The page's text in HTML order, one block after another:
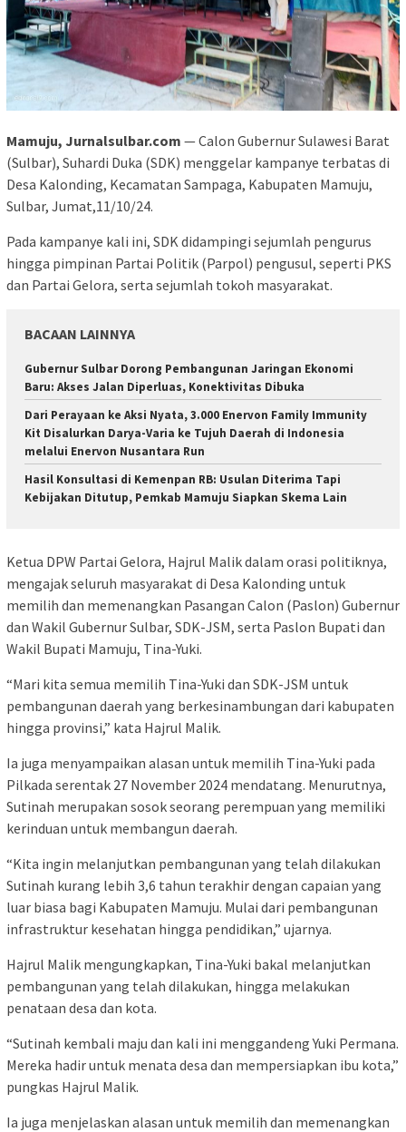
Mamuju, Jurnalsulbar.com — Calon Gubernur Sulawesi Barat
(Sulbar), Suhardi Duka (SDK) menggelar kampanye terbatas di
Desa Kalonding, Kecamatan Sampaga, Kabupaten Mamuju,
Sulbar, Jumat,11/10/24.
Pada kampanye kali ini, SDK didampingi sejumlah pengurus
hingga pimpinan Partai Politik (Parpol) pengusul, seperti PKS
dan Partai Gelora, serta sejumlah tokoh masyarakat.
BACAAN LAINNYA
Gubernur Sulbar Dorong Pembangunan Jaringan Ekonomi
Baru: Akses Jalan Diperluas, Konektivitas Dibuka
Dari Perayaan ke Aksi Nyata, 3.000 Enervon Family Immunity
Kit Disalurkan Darya-Varia ke Tujuh Daerah di Indonesia
melalui Enervon Nusantara Run
Hasil Konsultasi di Kemenpan RB: Usulan Diterima Tapi
Kebijakan Ditutup, Pemkab Mamuju Siapkan Skema Lain
Ketua DPW Partai Gelora, Hajrul Malik dalam orasi politiknya,
mengajak seluruh masyarakat di Desa Kalonding untuk
memilih dan memenangkan Pasangan Calon (Paslon) Gubernur
dan Wakil Gubernur Sulbar, SDK-JSM, serta Paslon Bupati dan
Wakil Bupati Mamuju, Tina-Yuki.
“Mari kita semua memilih Tina-Yuki dan SDK-JSM untuk
pembangunan daerah yang berkesinambungan dari kabupaten
hingga provinsi,” kata Hajrul Malik.
Ia juga menyampaikan alasan untuk memilih Tina-Yuki pada
Pilkada serentak 27 November 2024 mendatang. Menurutnya,
Sutinah merupakan sosok seorang perempuan yang memiliki
kerinduan untuk membangun daerah.
“Kita ingin melanjutkan pembangunan yang telah dilakukan
Sutinah kurang lebih 3,6 tahun terakhir dengan capaian yang
luar biasa bagi Kabupaten Mamuju. Mulai dari pembangunan
infrastruktur kesehatan hingga pendidikan,” ujarnya.
Hajrul Malik mengungkapkan, Tina-Yuki bakal melanjutkan
pembangunan yang telah dilakukan, hingga melakukan
penataan desa dan kota.
“Sutinah kembali maju dan kali ini menggandeng Yuki Permana.
Mereka hadir untuk menata desa dan mempersiapkan ibu kota,”
pungkas Hajrul Malik.
Ia juga menjelaskan alasan untuk memilih dan memenangkan